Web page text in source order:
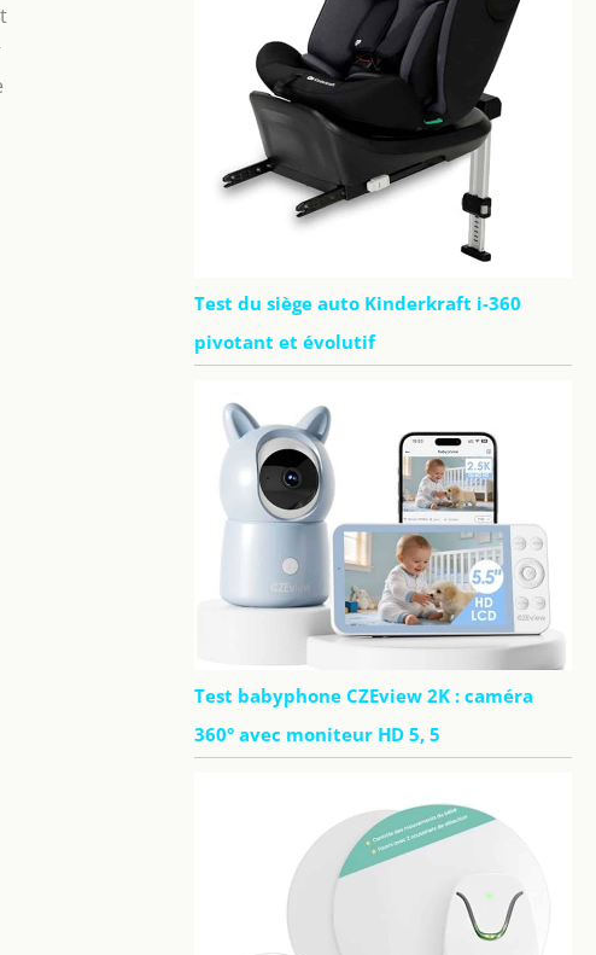
Test du siège auto Kinderkraft i-360
pivotant et évolutif
Test babyphone CZEview 2K : caméra
360° avec moniteur HD 5, 5